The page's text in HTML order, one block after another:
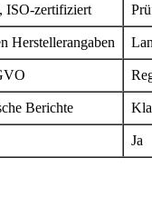
ISO-zertifiziert
Herstellerangaben
Berichte
Ja